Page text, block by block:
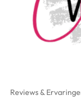
Over Valerie
Reviews &